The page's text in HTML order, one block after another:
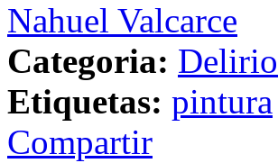
Nahuel Valcarce
Categoria:
Etiquetas: pintura
Compartir